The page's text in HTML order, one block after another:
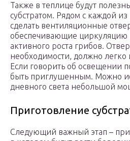
Также в теплице будут
субстратом. Рядом с каждой
сделать вентиляционные
обеспечивающие циркуляцию
активного роста грибов.
необходимости, должно легко
Если говорить об освещении
быть приглушенным. Можно
дневного света небольшой
Приготовление
Следующий важный этап –